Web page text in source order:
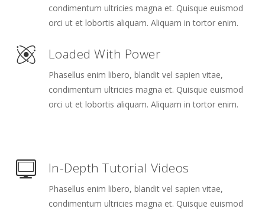
condimentum ultricies magna et. Quisque euismod
orci ut et lobortis aliquam. Aliquam in tortor enim.
Loaded With Power
Phasellus enim libero, blandit vel sapien vitae,
condimentum ultricies magna et. Quisque euismod
orci ut et lobortis aliquam. Aliquam in tortor enim.
In-Depth Tutorial Videos
Phasellus enim libero, blandit vel sapien vitae,
condimentum ultricies magna et. Quisque euismod